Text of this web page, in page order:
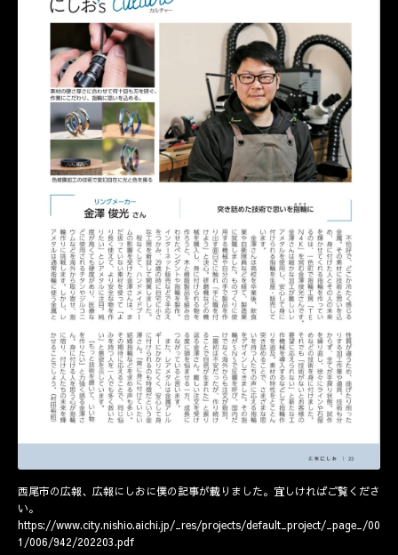
西尾市の広報、広報にしおに僕の記事が載りました。宜しければご覧くださ
い。
https://www.city.nishio.aichi.jp/_res/projects/default_project/_page_/00
1/006/942/202203.pdf